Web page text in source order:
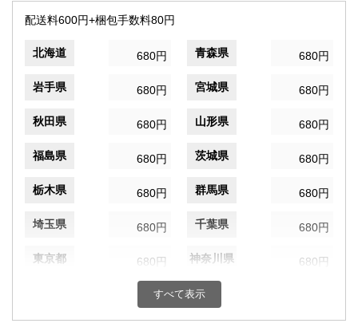
配送料600円+梱包手数料80円
北海道 680円 青森県 680円
岩手県 680円 宮城県 680円
秋田県 680円 山形県 680円
福島県 680円 茨城県 680円
栃木県 680円 群馬県 680円
埼玉県 680円 千葉県 680円
東京都 680円 神奈川県 680円
680円 富山県
すべて表示